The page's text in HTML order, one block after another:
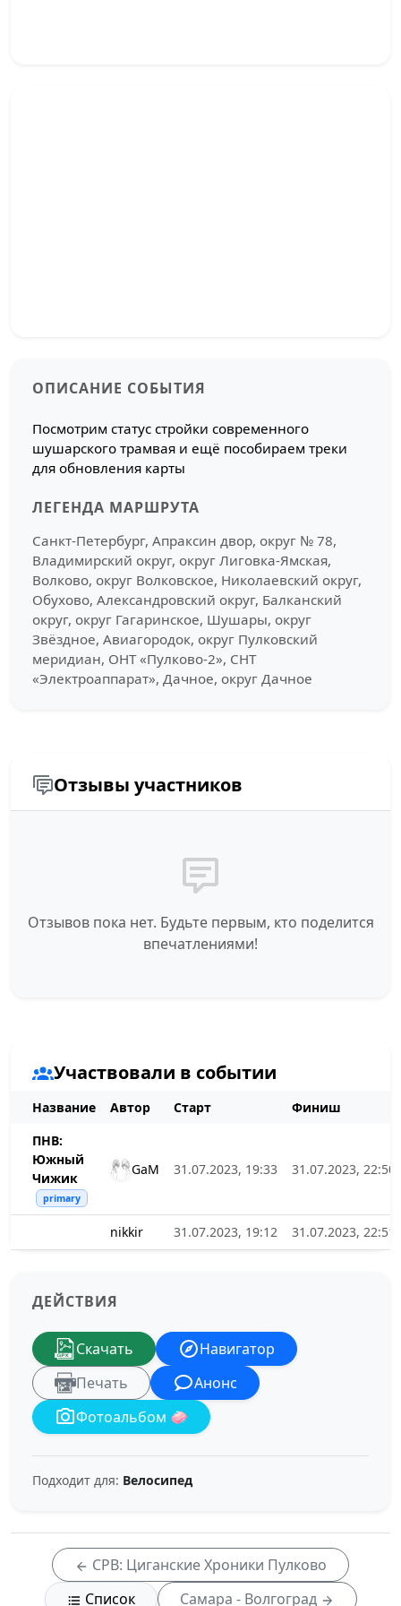
ОПИСАНИЕ СОБЫТИЯ
Посмотрим статус стройки современного
шушарского трамвая и ещё пособираем треки
для обновления карты
ЛЕГЕНДА МАРШРУТА
Санкт-Петербург, Апраксин двор, округ № 78,
Владимирский округ, округ Лиговка-Ямская,
Волково, округ Волковское, Николаевский округ,
Обухово, Александровский округ, Балканский
округ, округ Гагаринское, Шушары, округ
Звёздное, Авиагородок, округ Пулковский
меридиан, ОНТ «Пулково-2», СНТ
«Электроаппарат», Дачное, округ Дачное
Отзывы участников
Отзывов пока нет. Будьте первым, кто поделится
впечатлениями!
Участвовали в событии
Название Автор Старт
Финиш
ПНВ:
Южный
Чижик
primary
GaM 31.07.2023, 19:33 31.07.2023, 22:50
nikkir 31.07.2023, 19:12 31.07.2023, 22:51
ДЕЙСТВИЯ
Скачать
Навигатор
Печать
Анонс
Фотоальбом 🧼
Подходит для: Велосипед
СРВ: Циганские Хроники Пулково
Список
Самара - Волгоград